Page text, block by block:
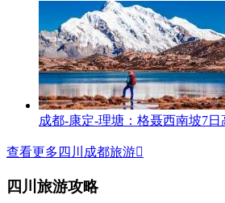
成都-康定-理塘：格聂西南坡7
查看更多四川成都旅游
四川旅游攻略